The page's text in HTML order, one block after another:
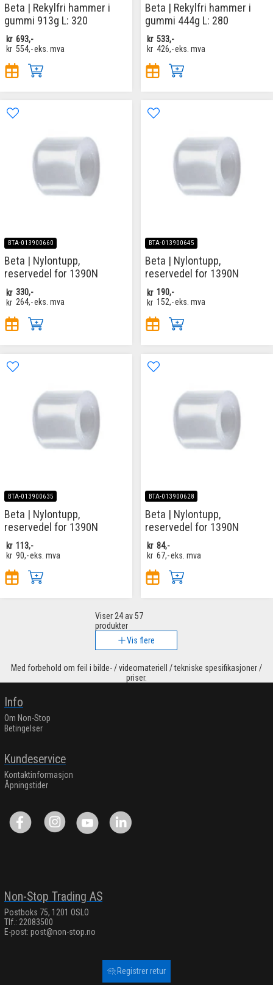
Beta | Rekylfri hammer i
gummi 913g L: 320
kr 693,-
kr 554,-eks. mva
Beta | Rekylfri hammer i
gummi 444g L: 280
kr 533,-
kr 426,-eks. mva
BTA-013900660
Beta | Nylontupp,
reservedel for 1390N
kr 330,-
kr 264,-eks. mva
BTA-013900645
Beta | Nylontupp,
reservedel for 1390N
kr 190,-
kr 152,-eks. mva
BTA-013900635
Beta | Nylontupp,
reservedel for 1390N
kr 113,-
kr 90,-eks. mva
BTA-013900628
Beta | Nylontupp,
reservedel for 1390N
kr 84,-
kr 67,-eks. mva
Viser 24av 57
produkter
Vis flere
Med forbehold om feil i bilde- / videomateriell / tekniske spesifikasjoner /
priser.
Info
Om Non-Stop
Betingelser
Kundeservice
Kontaktinformasjon
Åpningstider
Non-Stop Trading AS
Postboks 75, 1201 OSLO
Tlf.: 22083500
E-post: post@non-stop.no
Registrer retur